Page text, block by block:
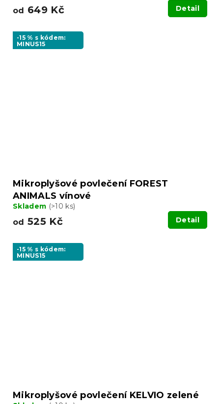
od 649 Kč Detail
-15 % s kódem:
MINUS15
Mikroplyšové povlečení FOREST
ANIMALS vínové
Skladem (>10 ks)
od 525 Kč Detail
-15 % s kódem:
MINUS15
Mikroplyšové povlečení KELVIO zelené